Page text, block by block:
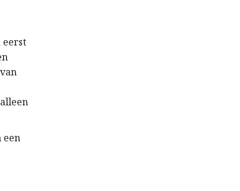
eerst
een